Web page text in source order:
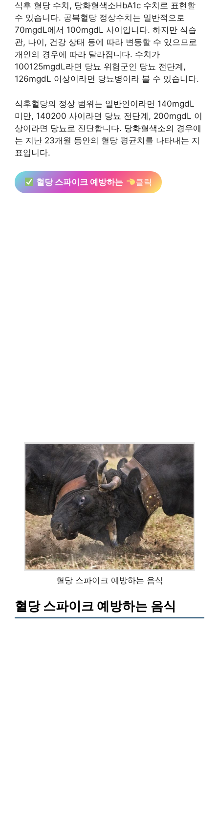
식후 혈당 수치, 당화혈색소HbA1c 수치로 표현할
수 있습니다. 공복혈당 정상수치는 일반적으로
70mgdL에서 100mgdL 사이입니다. 하지만 식습
관, 나이, 건강 상태 등에 따라 변동할 수 있으므로
개인의 경우에 따라 달라집니다. 수치가
100125mgdL라면 당뇨 위험군인 당뇨 전단계,
126mgdL 이상이라면 당뇨병이라 볼 수 있습니다.
식후혈당의 정상 범위는 일반인이라면 140mgdL
미만, 140200 사이라면 당뇨 전단계, 200mgdL 이
상이라면 당뇨로 진단합니다. 당화혈색소의 경우에
는 지난 23개월 동안의 혈당 평균치를 나타내는 지
표입니다.
혈당 스파이크 예방하는 클릭
혈당 스파이크 예방하는 음식
혈당 스파이크 예방하는 음식